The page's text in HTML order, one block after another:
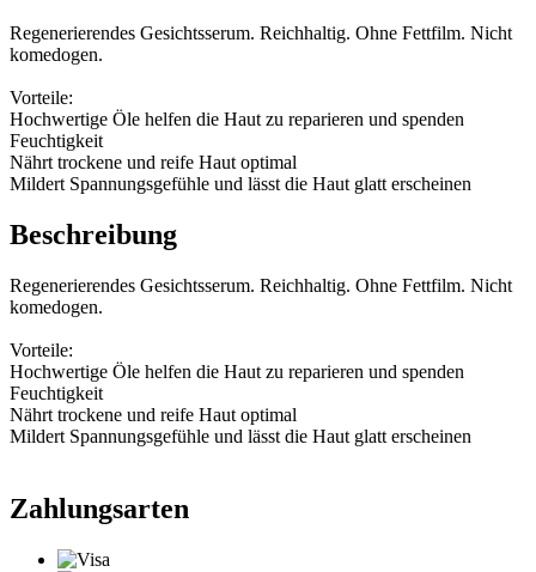
Regenerierendes Gesichtsserum. Reichhaltig. Ohne Fettfilm. Nicht
komedogen.
Vorteile:
Hochwertige Öle helfen die Haut zu reparieren und spenden
Feuchtigkeit
Nährt trockene und reife Haut optimal
Mildert Spannungsgefühle und lässt die Haut glatt erscheinen
Beschreibung
Regenerierendes Gesichtsserum. Reichhaltig. Ohne Fettfilm. Nicht
komedogen.
Vorteile:
Hochwertige Öle helfen die Haut zu reparieren und spenden
Feuchtigkeit
Nährt trockene und reife Haut optimal
Mildert Spannungsgefühle und lässt die Haut glatt erscheinen
Zahlungsarten